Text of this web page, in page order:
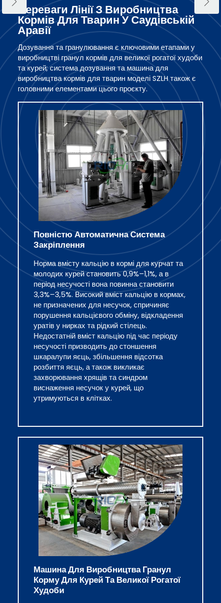
Переваги Лінії З Виробництва
Кормів Для Тварин У Саудівській
Аравії
Дозування та гранулювання є ключовими етапами у
виробництві гранул кормів для великої рогатої худоби
та курей; система дозування та машина для
виробництва кормів для тварин моделі SZLH також є
головними елементами цього проєкту.
Повністю Автоматична Система
Закріплення
Норма вмісту кальцію в кормі для курчат та
молодих курей становить 0,9%–1,1%, а в
період несучості вона повинна становити
3,3%–3,5%. Високий вміст кальцію в кормах,
не призначених для несучок, спричиняє
порушення кальцієвого обміну, відкладення
уратів у нирках та рідкий стілець.
Недостатній вміст кальцію під час періоду
несучості призводить до стоншення
шкаралупи яєць, збільшення відсотка
розбиття яєць, а також викликає
захворювання хрящів та синдром
виснаження несучок у курей, що
утримуються в клітках.
Машина Для Виробництва Гранул
Корму Для Курей Та Великої Рогатої
Худоби